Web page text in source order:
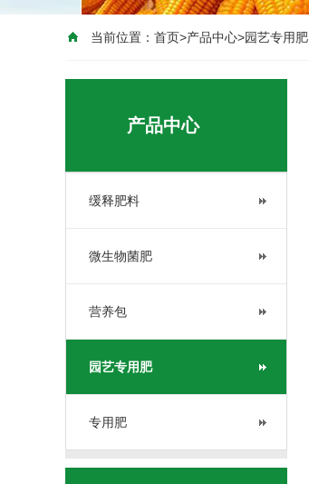
当前位置： 首页>产品中心>园艺专用肥
产品中心
缓释肥料
微生物菌肥
营养包
园艺专用肥
专用肥